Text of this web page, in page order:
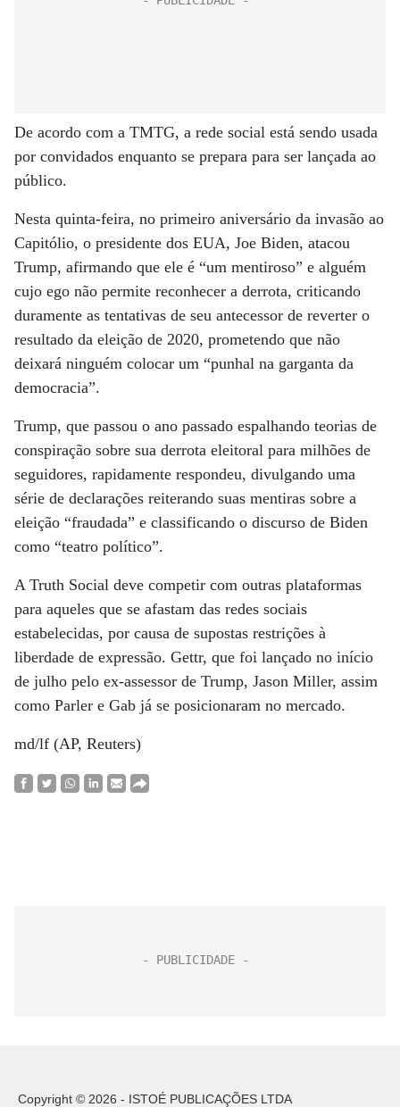
De acordo com a TMTG, a rede social está sendo usada
por convidados enquanto se prepara para ser lançada ao
público.
Nesta quinta-feira, no primeiro aniversário da invasão ao
Capitólio, o presidente dos EUA, Joe Biden, atacou
Trump, afirmando que ele é “um mentiroso” e alguém
cujo ego não permite reconhecer a derrota, criticando
duramente as tentativas de seu antecessor de reverter o
resultado da eleição de 2020, prometendo que não
deixará ninguém colocar um “punhal na garganta da
democracia”.
Trump, que passou o ano passado espalhando teorias de
conspiração sobre sua derrota eleitoral para milhões de
seguidores, rapidamente respondeu, divulgando uma
série de declarações reiterando suas mentiras sobre a
eleição “fraudada” e classificando o discurso de Biden
como “teatro político”.
A Truth Social deve competir com outras plataformas
para aqueles que se afastam das redes sociais
estabelecidas, por causa de supostas restrições à
liberdade de expressão. Gettr, que foi lançado no início
de julho pelo ex-assessor de Trump, Jason Miller, assim
como Parler e Gab já se posicionaram no mercado.
md/lf (AP, Reuters)
Copyright © 2026 - ISTOÉ PUBLICAÇÕES LTDA